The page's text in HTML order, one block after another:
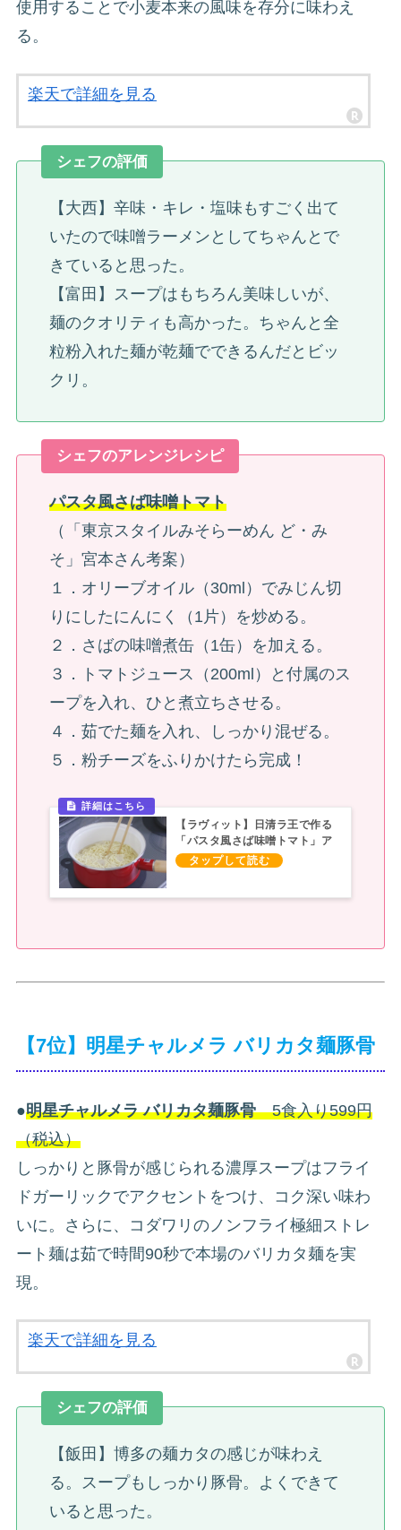
使用することで小麦本来の風味を存分に味わえ
る。
楽天で詳細を見る
シェフの評価
【大西】辛味・キレ・塩味もすごく出て
いたので味噌ラーメンとしてちゃんとで
きていると思った。
【富田】スープはもちろん美味しいが、
麺のクオリティも高かった。ちゃんと全
粒粉入れた麺が乾麺でできるんだとビッ
クリ。
シェフのアレンジレシピ
パスタ風さば味噌トマト
（「東京スタイルみそらーめん ど・み
そ」宮本さん考案）
１．オリーブオイル（30ml）でみじん切
りにしたにんにく（1片）を炒める。
２．さばの味噌煮缶（1缶）を加える。
３．トマトジュース（200ml）と付属のス
ープを入れ、ひと煮立ちさせる。
４．茹でた麺を入れ、しっかり混ぜる。
５．粉チーズをふりかけたら完成！
【ラヴィット】日清ラ王で作る
「パスタ風さば味噌トマト」ア
レンジレシピ
【7位】明星チャルメラ バリカタ麺豚骨
●明星チャルメラ バリカタ麺豚骨5食入り599円
（税込）
しっかりと豚骨が感じられる濃厚スープはフライ
ドガーリックでアクセントをつけ、コク深い味わ
いに。さらに、コダワリのノンフライ極細ストレ
ート麺は茹で時間90秒で本場のバリカタ麺を実
現。
楽天で詳細を見る
シェフの評価
【飯田】博多の麺カタの感じが味わえ
る。スープもしっかり豚骨。よくできて
いると思った。